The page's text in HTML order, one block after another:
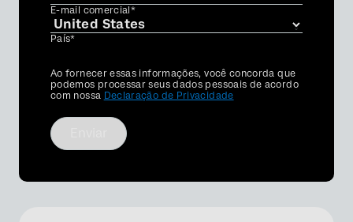
E-mail comercial*
País*
Privacy
Optin
Ao fornecer essas informações, você concorda que
podemos processar seus dados pessoais de acordo
com nossa Declaração de Privacidade